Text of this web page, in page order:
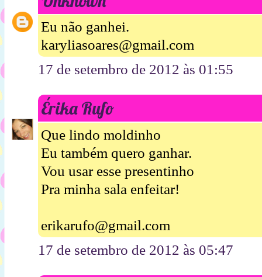
Eu não ganhei.
karyliasoares@gmail.com
17 de setembro de 2012 às 01:55
Érika Rufo
Que lindo moldinho
Eu também quero ganhar.
Vou usar esse presentinho
Pra minha sala enfeitar!
erikarufo@gmail.com
17 de setembro de 2012 às 05:47